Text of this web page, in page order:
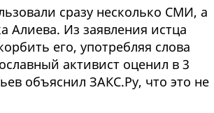
сразу несколько СМИ, а
Алиева. Из заявления истца
его, употребляя слова
активист оценил в 3
объяснил ЗАКС.Ру, что это не